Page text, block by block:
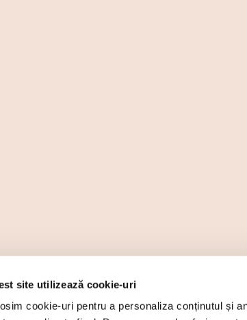
site utilizează cookie-uri
cookie-uri pentru a personaliza conținutul și